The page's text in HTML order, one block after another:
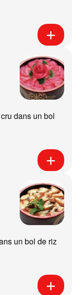
dans un bol
un bol de riz